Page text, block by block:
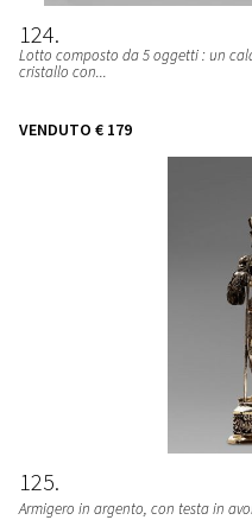
124
Lotto composto da 5 oggetti : un
cristallo con...
VENDUTO € 179
125
Armigero in argento, con testa in